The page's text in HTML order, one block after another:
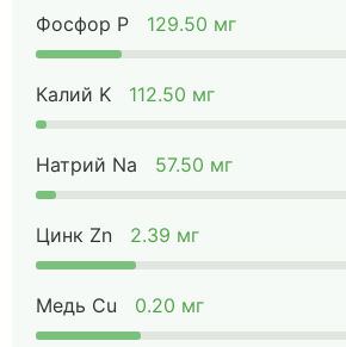
Фосфор P 129.50 мг
Калий K 112.50 мг
Натрий Na 57.50 мг
Цинк Zn 2.39 мг
Медь Cu 0.20 мг